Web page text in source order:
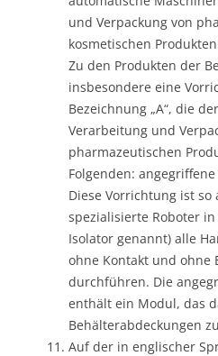
und Verpackung von
kosmetischen
Zu den Produkten der
insbesondere eine
Bezeichnung „A“, die
Verarbeitung und
pharmazeutischen
Folgenden:
Diese Vorrichtung ist so
spezialisierte Roboter
Isolator genannt) alle
ohne Kontakt und ohne
durchführen. Die
enthält ein Modul, das
Behälterabdeckungen
Auf der in englischer